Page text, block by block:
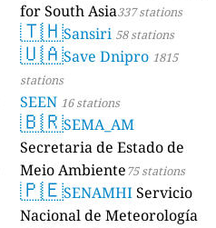
for South Asia337 stations
🇹🇭Sansiri 58 stations
🇺🇦Save Dnipro 1815
stations
SEEN 16 stations
🇧🇷SEMA_AM
Secretaria de Estado de
Meio Ambiente75 stations
🇵🇪SENAMHIServicio
Nacional de Meteorología